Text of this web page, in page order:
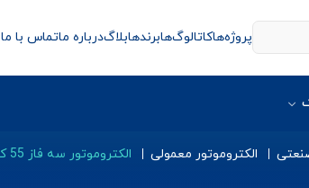
پروژه‌هاکاتالوگ‌هابرندهابلاگدرباره ماتماس با ما
الکتروموتور معمولی الکتروموتور سه فاز 55 کیلووات 73.73 اسب 1500 دور ایلماز ELK